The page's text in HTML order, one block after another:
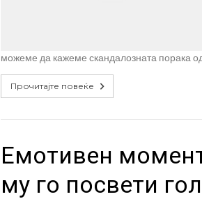
можеме да кажеме скандалозната порака
Прочитајте повеќе
Емотивен
му го посвети